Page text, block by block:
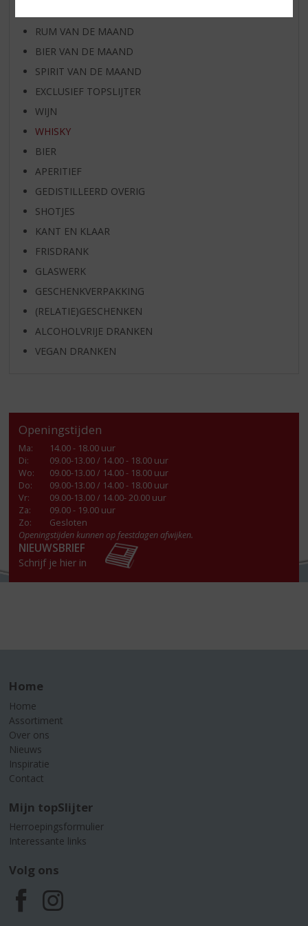
RUM VAN DE MAAND
BIER VAN DE MAAND
SPIRIT VAN DE MAAND
EXCLUSIEF TOPSLIJTER
WIJN
WHISKY
BIER
APERITIEF
GEDISTILLEERD OVERIG
SHOTJES
KANT EN KLAAR
FRISDRANK
GLASWERK
GESCHENKVERPAKKING
(RELATIE)GESCHENKEN
ALCOHOLVRIJE DRANKEN
VEGAN DRANKEN
Openingstijden
Ma:
14.00 - 18.00 uur
Di:
09.00-13.00 / 14.00 - 18.00 uur
Wo:
09.00-13.00 / 14.00 - 18.00 uur
Do:
09.00-13.00 / 14.00 - 18.00 uur
Vr:
09.00-13.00 / 14.00- 20.00 uur
Za:
09.00 - 19.00 uur
Zo:
Gesloten
Openingstijden kunnen op feestdagen afwijken.
NIEUWSBRIEF
Schrijf je hier in
Home
Home
Assortiment
Over ons
Nieuws
Inspiratie
Contact
Mijn topSlijter
Herroepingsformulier
Interessante links
Volg ons
F
I